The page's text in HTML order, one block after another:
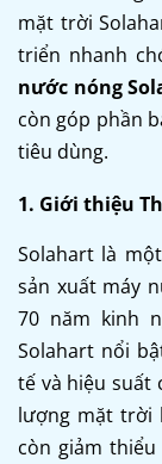
mặt trời
triển nhanh
nước nóng
còn góp phần
tiêu dùng.
1. Giới thiệu
Solahart là
sản xuất máy
70 năm kinh
Solahart nổi
tế và hiệu suất
lượng mặt trời
còn giảm